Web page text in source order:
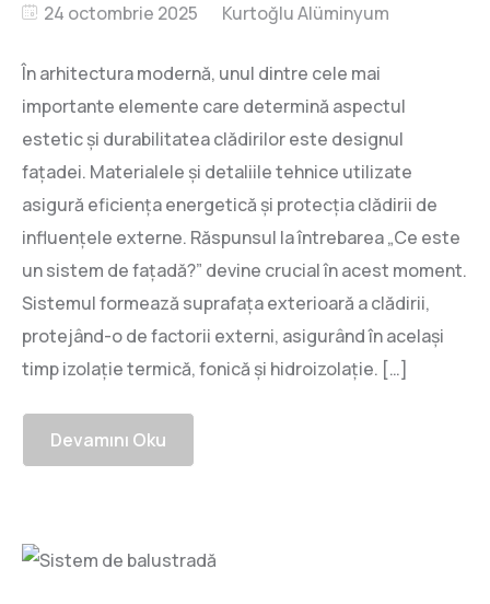
24 octombrie 2025
În arhitectura modernă, unul dintre cele mai
importante elemente care determină aspectul
estetic și durabilitatea clădirilor este designul
fațadei. Materialele și detaliile tehnice utilizate
asigură eficiența energetică și protecția clădirii de
influențele externe. Răspunsul la întrebarea „Ce este
un sistem de fațadă?” devine crucial în acest moment.
Sistemul formează suprafața exterioară a clădirii,
protejând-o de factorii externi, asigurând în același
timp izolație termică, fonică și hidroizolație. […]
Devamını Oku